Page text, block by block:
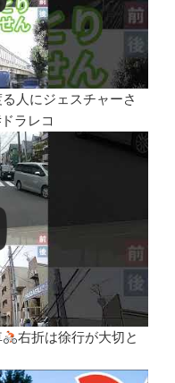
人にジェスチャーさ
ラレコ
右折は徐行が大切と